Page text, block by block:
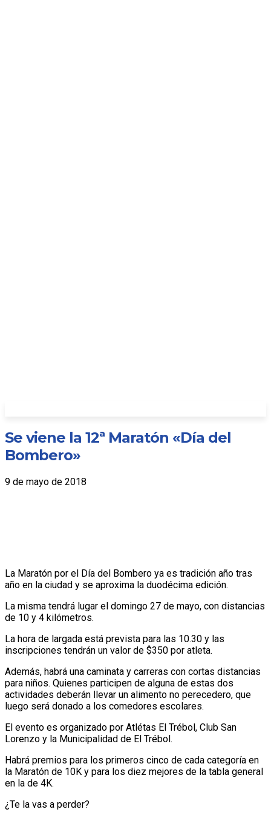
Se viene la 12ª Maratón «Día del
Bombero»
9 de mayo de 2018
La Maratón por el Día del Bombero ya es tradición año tras
año en la ciudad y se aproxima la duodécima edición.
La misma tendrá lugar el domingo 27 de mayo, con distancias
de 10 y 4 kilómetros.
La hora de largada está prevista para las 10.30 y las
inscripciones tendrán un valor de $350 por atleta.
Además, habrá una caminata y carreras con cortas distancias
para niños. Quienes participen de alguna de estas dos
actividades deberán llevar un alimento no perecedero, que
luego será donado a los comedores escolares.
El evento es organizado por Atlétas El Trébol, Club San
Lorenzo y la Municipalidad de El Trébol.
Habrá premios para los primeros cinco de cada categoría en
la Maratón de 10K y para los diez mejores de la tabla general
en la de 4K.
¿Te la vas a perder?